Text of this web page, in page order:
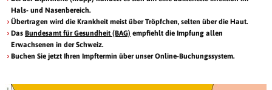
Hals- und Nasenbereich.
Übertragen wird die Krankheit meist über Tröpfchen, selten über die Haut.
Das Bundesamt für Gesundheit (BAG) empfiehlt die Impfung allen
Erwachsenen in der Schweiz.
Buchen Sie jetzt Ihren Impftermin über unser Online-Buchungssystem.